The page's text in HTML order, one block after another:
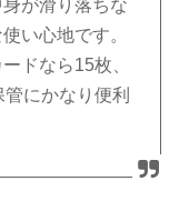
が滑り落ちな
い心地です。
ドなら15枚、
にかなり便利